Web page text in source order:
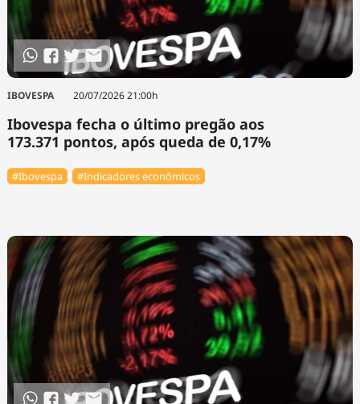
IBOVESPA 20/07/2026 21:00h
Ibovespa fecha o último pregão aos
173.371 pontos, após queda de 0,17%
#Ibovespa #Indicadores econômicos